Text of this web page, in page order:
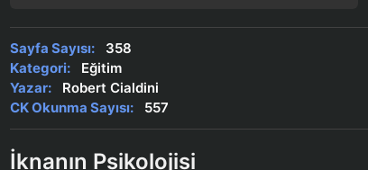
Sayfa Sayısı:
358
Kategori:
Eğitim
Yazar:
Robert Cialdini
CK Okunma Sayısı:
557
İknanın Psikolojisi